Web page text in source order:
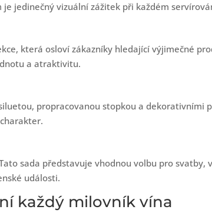
jedinečný vizuální zážitek při každém
která osloví zákazníky hledající výjimečné
a atraktivitu.
propracovanou stopkou a dekorativními
sada představuje vhodnou volbu pro svatby,
události.
každý milovník vína